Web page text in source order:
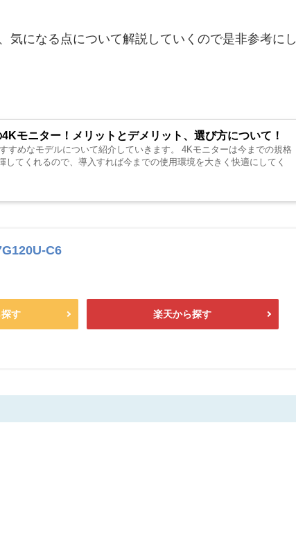
気になる点について解説していくので是非参考にし
モニター！メリットとデメリット、選び方について！
すめなモデルについて紹介していきます。 4Kモニターは今までの規格
してくれるので、導入すれば今までの使用環境を大きく快適にしてく
C6
す 楽天から探す